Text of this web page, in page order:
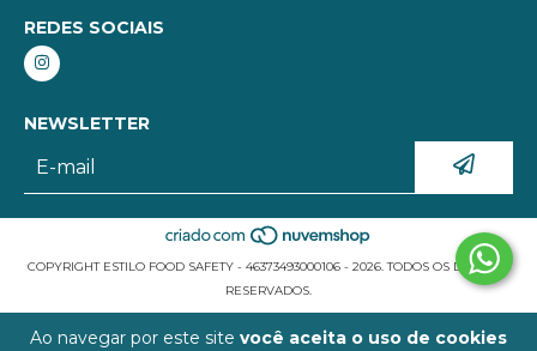
Ao navegar por este site você aceita o uso de cookies
REDES SOCIAIS
NEWSLETTER
COPYRIGHT ESTILO FOOD SAFETY - 46373493000106 - 2026. TODOS OS DIREITOS
RESERVADOS.